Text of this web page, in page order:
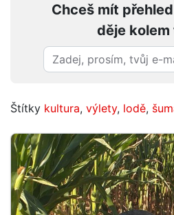
Chceš mít
děje kolem
Štítky kultura, výlety, lodě,